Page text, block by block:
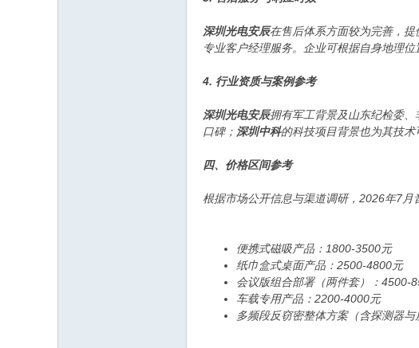
深圳光电安辰在售后体系方面较为完善，提
专业客户经理服务。企业可根据自身地理位
4. 行业资质与案例参考
深圳光电安辰拥有军工背景及山东纪检委、
口碑； 深圳中科的科技项目背景也为其技术
四、价格区间参考
根据市场公开信息与渠道调研，2026年7月
便携式磁吸产品：1800-3500元
纸巾盒式桌面产品：2500-4800元
会议版组合部署（两件套）：4500-
车载专用产品：2200-4000元
多频段反窃密整体方案（含探测器